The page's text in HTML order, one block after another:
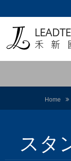
Home
スタ